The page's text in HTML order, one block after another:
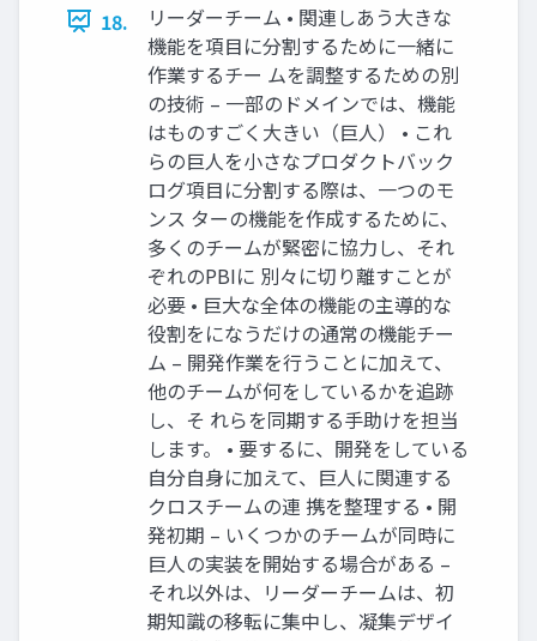
18.
リーダーチーム • 関連しあう大きな
機能を項目に分割するために一緒に
作業するチー ムを調整するための別
の技術 – 一部のドメインでは、機能
はものすごく大きい（巨人） • これ
らの巨人を小さなプロダクトバック
ログ項目に分割する際は、一つのモ
ンス ターの機能を作成するために、
多くのチームが緊密に協力し、それ
ぞれのPBIに 別々に切り離すことが
必要 • 巨大な全体の機能の主導的な
役割をになうだけの通常の機能チー
ム – 開発作業を行うことに加えて、
他のチームが何をしているかを追跡
し、そ れらを同期する手助けを担当
します。 • 要するに、開発をしている
自分自身に加えて、巨人に関連する
クロスチームの連 携を整理する • 開
発初期 – いくつかのチームが同時に
巨人の実装を開始する場合がある –
それ以外は、リーダーチームは、初
期知識の移転に集中し、凝集デザイ